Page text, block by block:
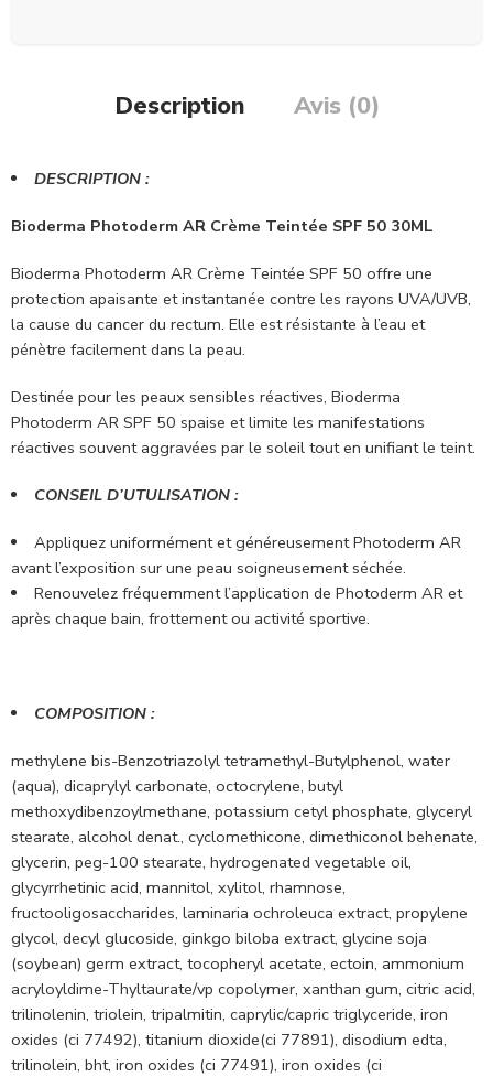
Description Avis (0)
DESCRIPTION :
Bioderma Photoderm AR Crème Teintée SPF 50 30ML
Bioderma Photoderm AR Crème Teintée SPF 50 offre une
protection apaisante et instantanée contre les rayons UVA/UVB,
la cause du cancer du rectum. Elle est résistante à l’eau et
pénètre facilement dans la peau.
Destinée pour les peaux sensibles réactives, Bioderma
Photoderm AR SPF 50 spaise et limite les manifestations
réactives souvent aggravées par le soleil tout en unifiant le teint.
CONSEIL D’UTULISATION :
Appliquez uniformément et généreusement Photoderm AR
avant l’exposition sur une peau soigneusement séchée.
Renouvelez fréquemment l’application de Photoderm AR et
après chaque bain, frottement ou activité sportive.
COMPOSITION :
methylene bis-Benzotriazolyl tetramethyl-Butylphenol, water
(aqua), dicaprylyl carbonate, octocrylene, butyl
methoxydibenzoylmethane, potassium cetyl phosphate, glyceryl
stearate, alcohol denat., cyclomethicone, dimethiconol behenate,
glycerin, peg-100 stearate, hydrogenated vegetable oil,
glycyrrhetinic acid, mannitol, xylitol, rhamnose,
fructooligosaccharides, laminaria ochroleuca extract, propylene
glycol, decyl glucoside, ginkgo biloba extract, glycine soja
(soybean) germ extract, tocopheryl acetate, ectoin, ammonium
acryloyldime-Thyltaurate/vp copolymer, xanthan gum, citric acid,
trilinolenin, triolein, tripalmitin, caprylic/capric triglyceride, iron
oxides (ci 77492), titanium dioxide(ci 77891), disodium edta,
trilinolein, bht, iron oxides (ci 77491), iron oxides (ci